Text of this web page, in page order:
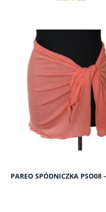
LETNIA SUKIENKA DLA
PUSZYSTYCH KRÓTKI RĘKAW
SLKR01
135,00 zł
do koszyka
do koszyka
PAREO SPÓDNICZKA PSO08